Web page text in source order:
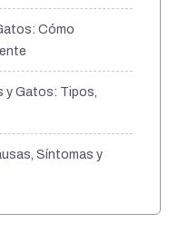
Cómo
y Gatos: Tipos,
Síntomas y